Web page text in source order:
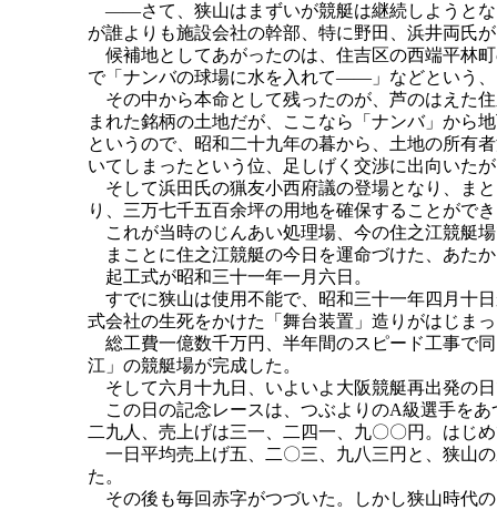
――さて、狭山はまずいが競艇は継続しようとな
が誰よりも施設会社の幹部、特に野田、浜井両氏
候補地としてあがったのは、住吉区の西端平林
で「ナンバの球場に水を入れて――」などという
その中から本命として残ったのが、芦のはえた
まれた銘柄の土地だが、ここなら「ナンバ」から
というので、昭和二十九年の暮から、土地の所有
いてしまったという位、足しげく交渉に出向いた
そして浜田氏の猟友小西府議の登場となり、ま
り、三万七千五百余坪の用地を確保することがで
これが当時のじんあい処理場、今の住之江競艇
まことに住之江競艇の今日を運命づけた、あた
起工式が昭和三十一年一月六日。
すでに狭山は使用不能で、昭和三十一年四月十
式会社の生死をかけた「舞台装置」造りがはじま
総工費一億数千万円、半年間のスピード工事で
江」の競艇場が完成した。
そして六月十九日、いよいよ大阪競艇再出発の
この日の記念レースは、つぶよりのA級選手を
二九人、売上げは三一、二四一、九〇〇円。はじ
一日平均売上げ五、二〇三、九八三円と、狭山
た。
その後も毎回赤字がつづいた。しかし狭山時代